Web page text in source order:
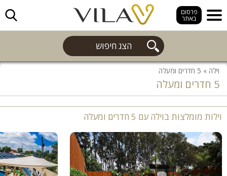
פרסום
באתר
הצג חיפוש
חפש
וילה » 5 חדרים ומעלה
5 חדרים ומעלה
וילות מומלצות בוילה עם 5 חדרים ומעלה